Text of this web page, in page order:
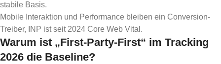
stabile Basis.
Mobile Interaktion und Performance bleiben ein Conversion-
Treiber, INP ist seit 2024 Core Web Vital.
Warum ist „First-Party-First“ im Tracking
2026 die Baseline?